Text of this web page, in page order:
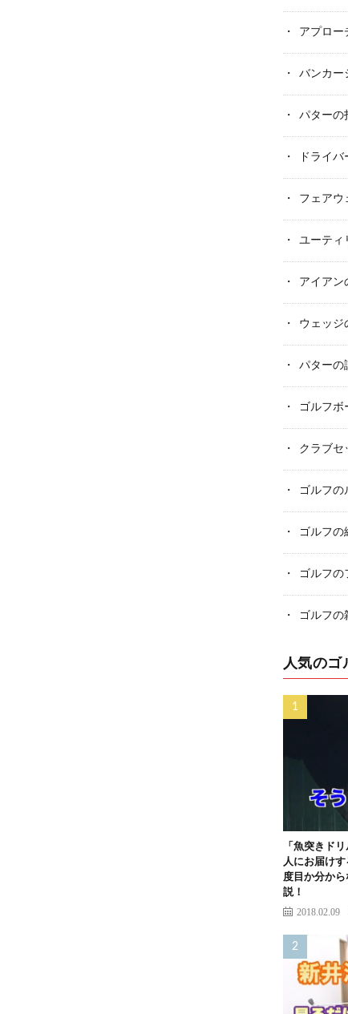
アプロー
バンカー
パターの
ドライ
フェアウ
ユーティ
アイアン
ウェッジ
パターの
ゴルフボ
クラブセ
ゴルフの
ゴルフの
ゴルフの
ゴルフの
人気のゴ
「魚突きド
人にお届け
度目か分か
説！
2018.02.09